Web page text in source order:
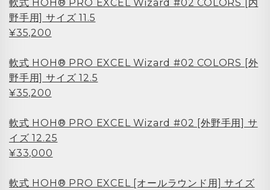
軟式 HOH® PRO EXCEL Wizard #02 COLORS [内
野手用] サイズ 11.5
¥35,200
軟式 HOH® PRO EXCEL Wizard #02 COLORS [外
野手用] サイズ 12.5
¥35,200
軟式 HOH® PRO EXCEL Wizard #02 [外野手用] サ
イズ 12.25
¥33,000
軟式 HOH® PRO EXCEL [オールラウンド用] サイズ